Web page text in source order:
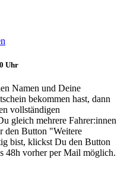
Uhr
Namen und Deine
bekommen hast, dann
vollständigen
gleich mehrere Fahrer:innen
den Button "Weitere
bist, klickst Du den Button
48h vorher per Mail möglich.